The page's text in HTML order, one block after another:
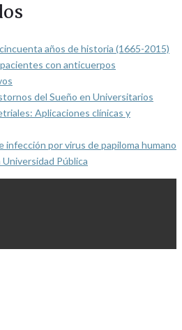
años de historia (1665-2015)
con anticuerpos
del Sueño en Universitarios
Aplicaciones clínicas y
infección por virus de papiloma humano
Pública